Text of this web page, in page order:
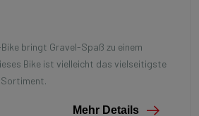
bringt Gravel-Spaß zu einem
Bike ist vielleicht das vielseitigste
Mehr Details